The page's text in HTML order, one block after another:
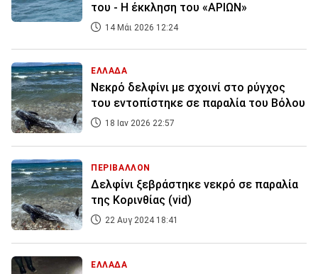
του - Η έκκληση του «ΑΡΙΩΝ»
14 Μάι 2026 12:24
ΕΛΛΑΔΑ
Νεκρό δελφίνι με σχοινί στο ρύγχος
του εντοπίστηκε σε παραλία του Βόλου
18 Ιαν 2026 22:57
ΠΕΡΙΒΑΛΛΟΝ
Δελφίνι ξεβράστηκε νεκρό σε παραλία
της Κορινθίας (vid)
22 Αυγ 2024 18:41
ΕΛΛΑΔΑ